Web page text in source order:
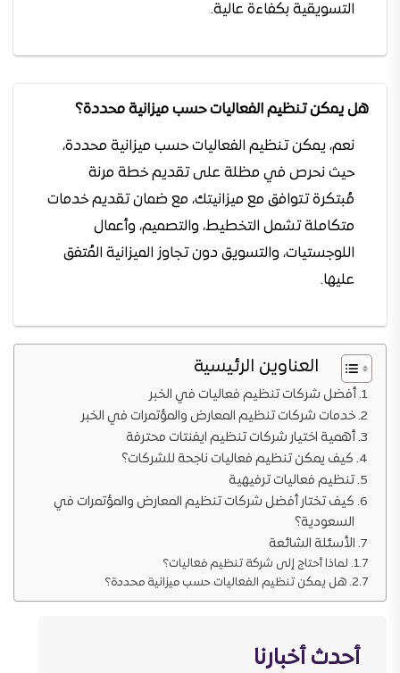
التسويقية بكفاءة عالية.
هل يمكن تنظيم الفعاليات حسب ميزانية محددة؟
نعم، يمكن تنظيم الفعاليات حسب ميزانية محددة،
حيث نحرص في مظلة على تقديم خطة مرنة
مُبتكرة تتوافق مع ميزانيتك، مع ضمان تقديم خدمات
متكاملة تشمل التخطيط، والتصميم، وأعمال
اللوجستيات، والتسويق دون تجاوز الميزانية المُتفق
عليها.
العناوين الرئيسية
أفضل شركات تنظيم فعاليات في الخبر
خدمات شركات تنظيم المعارض والمؤتمرات في الخبر
أهمية اختيار شركات تنظيم ايفنتات محترفة
كيف يمكن تنظيم فعاليات ناجحة للشركات؟
تنظيم فعاليات ترفيهية
كيف تختار أفضل شركات تنظيم المعارض والمؤتمرات في
السعودية؟
الأسئلة الشائعة
لماذا أحتاج إلى شركة تنظيم فعاليات؟
هل يمكن تنظيم الفعاليات حسب ميزانية محددة؟
أحدث أخبارنا